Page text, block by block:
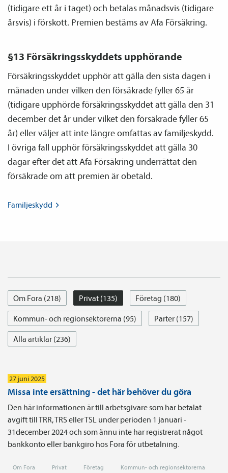
(tidigare ett år i taget) och betalas månadsvis (tidigare
årsvis) i förskott. Premien bestäms av Afa Försäkring.
§13 Försäkringsskyddets upphörande
Försäkringsskyddet upphör att gälla den sista dagen i
månaden under vilken den försäkrade fyller 65 år
(tidigare upphörde försäkringsskyddet att gälla den 31
december det år under vilket den försäkrade fyller 65
år) eller väljer att inte längre omfattas av familje­skydd.
I övriga fall upphör försäkringsskyddet att gälla 30
dagar efter det att Afa Försäkring underrättat den
försäkrade om att premien är obetald.
Familje­skydd
Om Fora (218) Privat (135)
Företag (180)
Kommun- och regionsektorerna (95)
Parter (157)
Alla artiklar (236)
27 juni 2025
Missa inte ersättning - det här behöver du göra
Den här informationen är till arbetsgivare som har betalat
avgift till TRR, TRS eller TSL under perioden 1 januari -
31december 2024 och som ännu inte har registrerat något
bankkonto eller bankgiro hos Fora för utbetalning.
Om Fora Privat Företag Kommun- och regionsektorerna